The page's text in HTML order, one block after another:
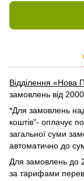
Відділення «Нова
замовлень від 2000
*Для замовлень
коштів"- оплачує
загальної суми
автоматично до
Для замовлень до
за тарифами